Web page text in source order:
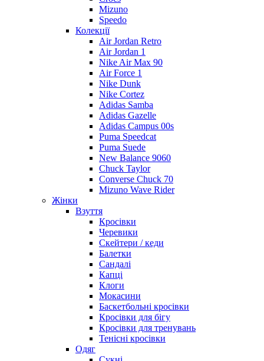
Mizuno
Speedo
Колекції
Air Jordan Retro
Air Jordan 1
Nike Air Max 90
Air Force 1
Nike Dunk
Nike Cortez
Adidas Samba
Adidas Gazelle
Adidas Campus 00s
Puma Speedcat
Puma Suede
New Balance 9060
Chuck Taylor
Converse Chuck 70
Mizuno Wave Rider
Жінки
Взуття
Кросівки
Черевики
Скейтери / кеди
Балетки
Сандалі
Капці
Клоги
Мокасини
Баскетбольні кросівки
Кросівки для бігу
Кросівки для тренувань
Тенісні кросівки
Одяг